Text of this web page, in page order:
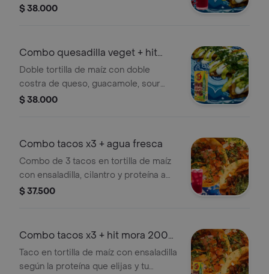
cream, ensaladilla según la proteína
pepino o jamaica)
$ 38.000
Combo quesadilla veget + hit
mora 200 ml
Doble tortilla de maíz con doble
costra de queso, guacamole, sour
cream, ensaladilla según la proteína
$ 38.000
Combo tacos x3 + agua fresca
Combo de 3 tacos en tortilla de maíz
con ensaladilla, cilantro y proteína a
elección. Incluye agua fresca de
$ 37.500
Combo tacos x3 + hit mora 200
ml
Taco en tortilla de maíz con ensaladilla
según la proteína que elijas y tu